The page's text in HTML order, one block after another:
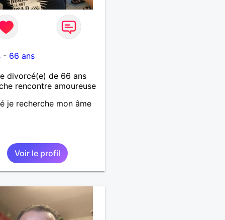
- 66 ans
divorcé(e) de 66 ans
rencontre amoureuse
je recherche mon âme
Voir le profil